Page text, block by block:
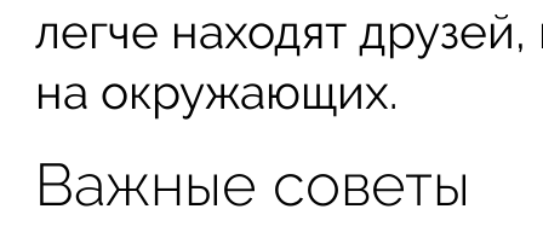
легче находят
на окружающих.
Важные советы